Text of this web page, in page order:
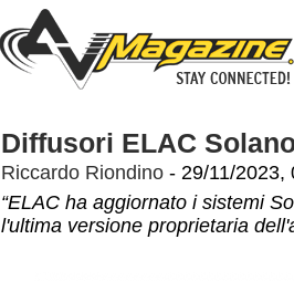
Diffusori ELAC
Riccardo Riondino - 29/11/2023,
“ELAC ha aggiornato i sistemi
l'ultima versione proprietaria